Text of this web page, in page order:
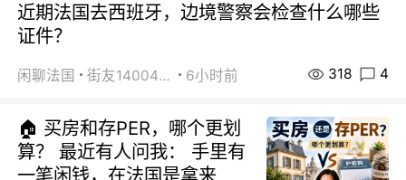
近期法国去西班牙，边境警察会检查什么哪些
证件？
闲聊法国 街友14004820 6小时前 318 4
🏠 买房和存PER，哪个更划
算？ 最近有人问我： 手里有
一笔闲钱，在法国是拿来